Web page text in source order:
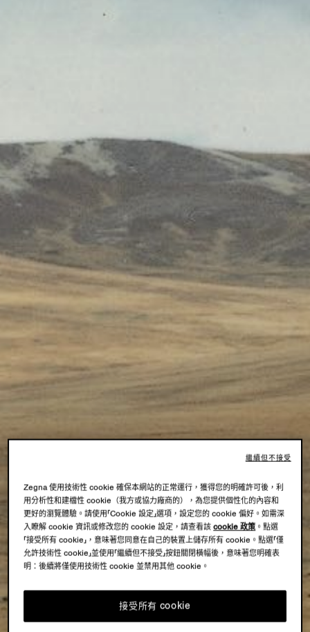
Zegna 使用技術性 cookie 確保本網站的正常運行，獲得您的明確許可後，利
用分析性和建檔性 cookie（我方或協力廠商的），為您提供個性化的內容和
更好的瀏覽體驗。請使用「Cookie 設定」選項，設定您的 cookie 偏好。如需深
入瞭解 cookie 資訊或修改您的 cookie 設定，請查看該cookie 政策 。點選
「接受所有 cookie」，意味著您同意在自己的裝置上儲存所有 cookie。點選「僅
允許技術性 cookie」並使用「繼續但不接受」按鈕關閉橫幅後，意味著您明確表
明：後續將僅使用技術性 cookie 並禁用其他 cookie。
接受所有 cookie
繼續但不接受